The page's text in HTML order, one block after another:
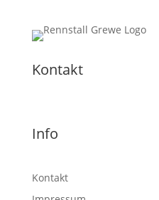
Kontakt
Info
Kontakt